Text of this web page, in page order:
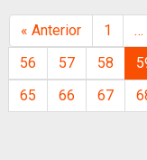
« Anterior 1 …
56
57 58
65
66 67